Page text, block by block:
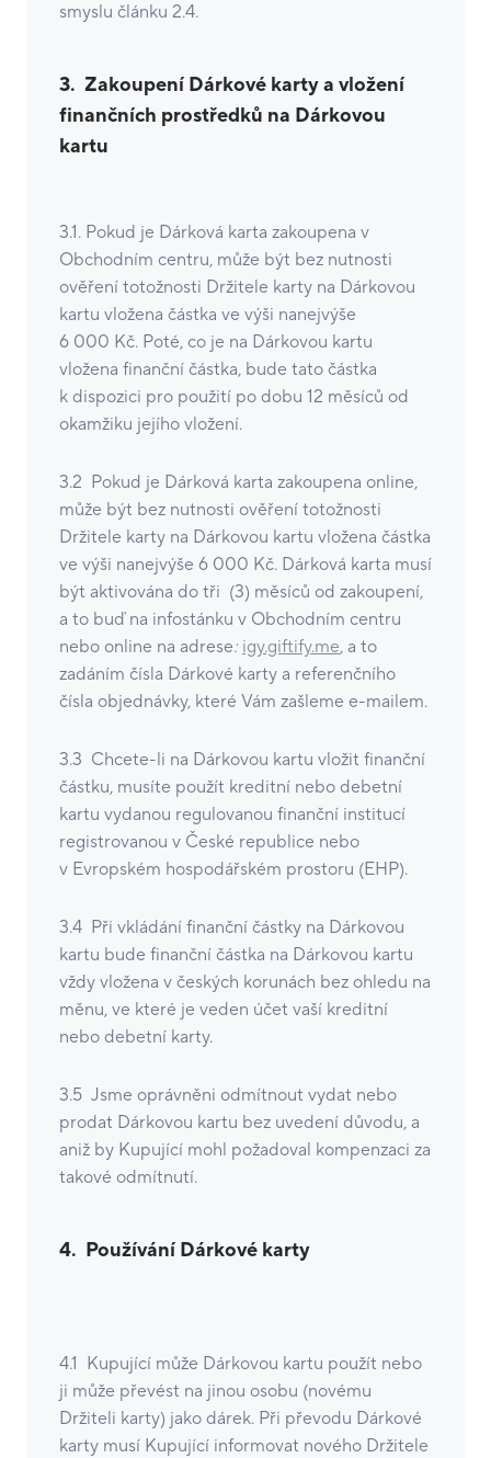
smyslu článku 2.4.
3. Zakoupení Dárkové karty a vložení
finančních prostředků na Dárkovou
kartu
3.1. Pokud je Dárková karta zakoupena v
Obchodním centru, může být bez nutnosti
ověření totožnosti Držitele karty na Dárkovou
kartu vložena částka ve výši nanejvýše
6 000 Kč. Poté, co je na Dárkovou kartu
vložena finanční částka, bude tato částka
k dispozici pro použití po dobu 12 měsíců od
okamžiku jejího vložení.
3.2 Pokud je Dárková karta zakoupena online,
může být bez nutnosti ověření totožnosti
Držitele karty na Dárkovou kartu vložena částka
ve výši nanejvýše 6 000 Kč. Dárková karta musí
být aktivována do tři (3) měsíců od zakoupení,
a to buď na infostánku v Obchodním centru
nebo online na adrese: igy.giftify.me, a to
zadáním čísla Dárkové karty a referenčního
čísla objednávky, které Vám zašleme e-mailem.
3.3 Chcete-li na Dárkovou kartu vložit finanční
částku, musíte použít kreditní nebo debetní
kartu vydanou regulovanou finanční institucí
registrovanou v České republice nebo
v Evropském hospodářském prostoru (EHP).
3.4 Při vkládání finanční částky na Dárkovou
kartu bude finanční částka na Dárkovou kartu
vždy vložena v českých korunách bez ohledu na
měnu, ve které je veden účet vaší kreditní
nebo debetní karty.
3.5 Jsme oprávněni odmítnout vydat nebo
prodat Dárkovou kartu bez uvedení důvodu, a
aniž by Kupující mohl požadoval kompenzaci za
takové odmítnutí.
4. Používání Dárkové karty
4.1 Kupující může Dárkovou kartu použít nebo
ji může převést na jinou osobu (novému
Držiteli karty) jako dárek. Při převodu Dárkové
karty musí Kupující informovat nového Držitele